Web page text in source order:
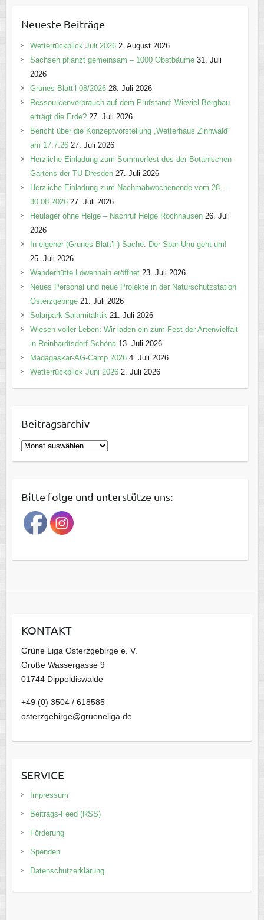
g
o
r
e
n
Neueste Beiträge
Wetterrückblick Juli 2026 2. August 2026
Sachsen pflanzt gemeinsam – 1000 Obstbäume 31. Juli
2026
Grünes Blätt’l 08/2026 28. Juli 2026
Ressourcenverbrauch auf dem Prüfstand: Wieviel Bergbau
erträgt die Erde? 27. Juli 2026
Bericht über die Konzeptvorstellung „Wetterhaus Zinnwald“
am 17.7.26 27. Juli 2026
Herzliche Einladung zum Sommerfest des der Botanischen
Gartens der TU Dresden 27. Juli 2026
Herzliche Einladung zum Nachmähwochenende vom 28. –
30.08.2026 27. Juli 2026
Heulager ohne Helge – Nachruf Helge Rochhausen 26. Juli
2026
In eigener (Grünes-Blätt’l-) Sache: Der Spar-Uhu geht um!
25. Juli 2026
Wanderhütte Löwenhain eröffnet 23. Juli 2026
Neues Personal und neue Projekte in der Naturschutzstation
Osterzgebirge 21. Juli 2026
Solarpark-Salamitaktik 21. Juli 2026
Wiesen voller Leben: Wir laden ein zum Fest der Artenvielfalt
in Reinhardtsdorf-Schöna 13. Juli 2026
Madagaskar-AG-Camp 2026 4. Juli 2026
Wetterrückblick Juni 2026 2. Juli 2026
Beitragsarchiv
B
e
r
a
g
a
v
Bitte folge und unterstütze uns:
KONTAKT
Grüne Liga Osterzgebirge e. V.
Große Wassergasse 9
01744 Dippoldiswalde
+49 (0) 3504 / 618585
osterzgebirge@grueneliga.de
SERVICE
Impressum
Beitrags-Feed (RSS)
Förderung
Spenden
Datenschutzerklärung